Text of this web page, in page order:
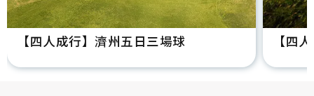
【四人成行】濟州五日三場球 【四